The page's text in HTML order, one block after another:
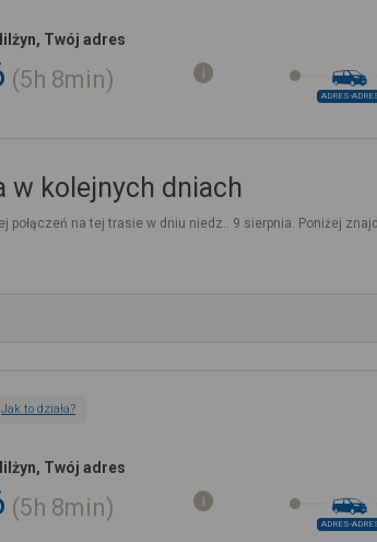
Twój adres
5h 8min
ADRES-
w kolejnych dniach
połączeń na tej trasie w dniu niedz.. 9 sierpnia. Poniżej
Jak to działa?
Twój adres
5h 8min
ADRES-